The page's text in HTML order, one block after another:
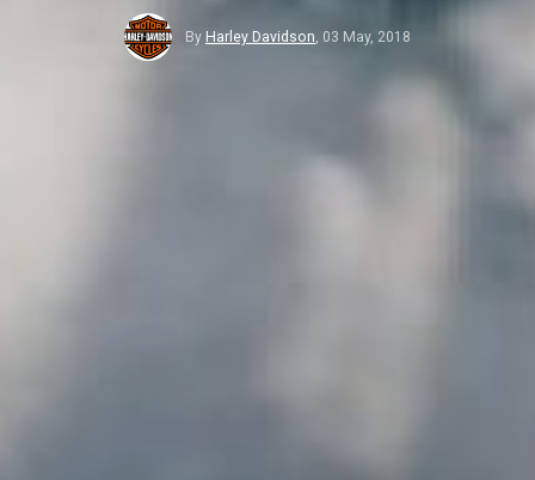
By Harley Davidson, 03 May, 2018